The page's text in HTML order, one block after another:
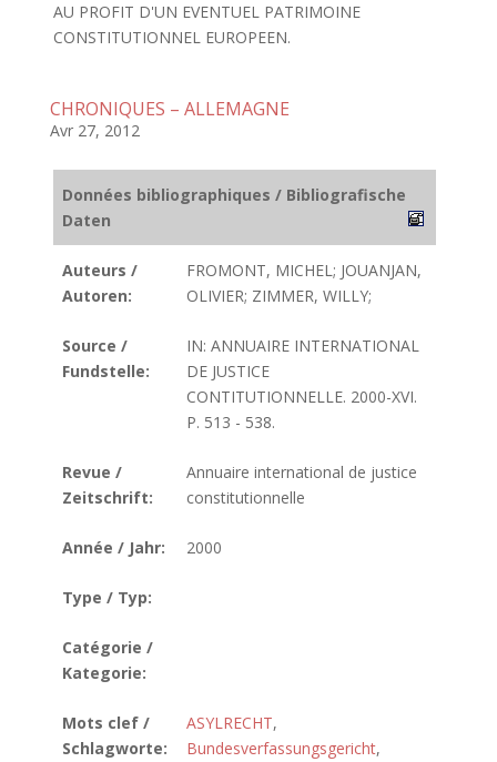
AU PROFIT D'UN EVENTUEL PATRIMOINE
CONSTITUTIONNEL EUROPEEN.
CHRONIQUES – ALLEMAGNE
Avr 27, 2012
Données bibliographiques / Bibliografische
Daten
Auteurs /
Autoren:
FROMONT, MICHEL; JOUANJAN,
OLIVIER; ZIMMER, WILLY;
Source /
Fundstelle:
IN: ANNUAIRE INTERNATIONAL
DE JUSTICE
CONTITUTIONNELLE. 2000-XVI.
P. 513 - 538.
Revue /
Zeitschrift:
Annuaire international de justice
constitutionnelle
Année / Jahr: 2000
Type / Typ:
Catégorie /
Kategorie:
Mots clef /
Schlagworte:
ASYLRECHT,
Bundesverfassungsgericht,